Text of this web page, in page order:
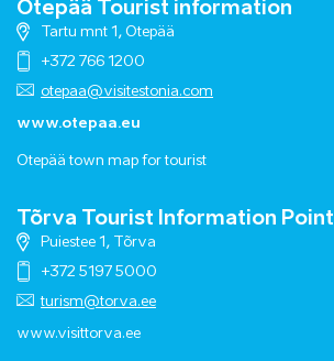
Otepää Tourist information
Tartu mnt 1, Otepää
+372 766 1200
otepaa@visitestonia.com
www.otepaa.eu
Otepää town map for tourist
Tõrva Tourist Information Point
Puiestee 1, Tõrva
+372 5197 5000
turism@torva.ee
www.visittorva.ee